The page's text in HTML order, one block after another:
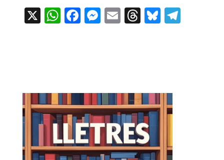
X WhatsApp
Facebook
Messenger
EmailThreads
Bluesky